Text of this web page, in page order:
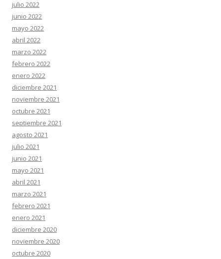
julio 2022
junio 2022
mayo 2022
abril 2022
marzo 2022
febrero 2022
enero 2022
diciembre 2021
noviembre 2021
octubre 2021
septiembre 2021
agosto 2021
julio 2021
junio 2021
mayo 2021
abril 2021
marzo 2021
febrero 2021
enero 2021
diciembre 2020
noviembre 2020
octubre 2020